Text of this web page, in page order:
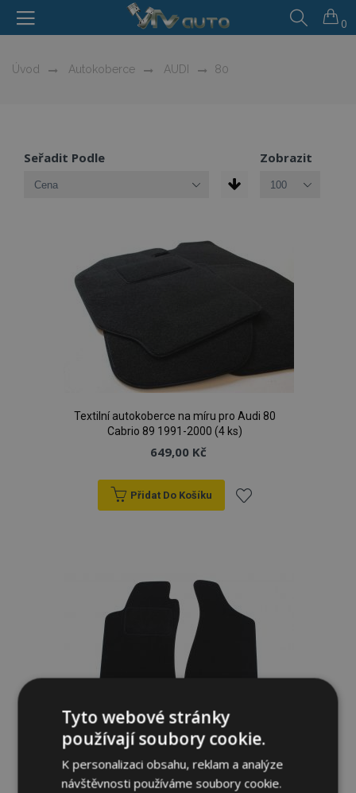
0
Úvod Autokoberce AUDI 80
Seřadit Podle Zobrazit
Textilní autokoberce na míru pro Audi 80
Cabrio 89 1991-2000 (4 ks)
649,00 Kč
Přidat Do Košíku
Tyto webové stránky
používají soubory cookie.
K personalizaci obsahu, reklam a analýze
návštěvnosti používáme soubory cookie.